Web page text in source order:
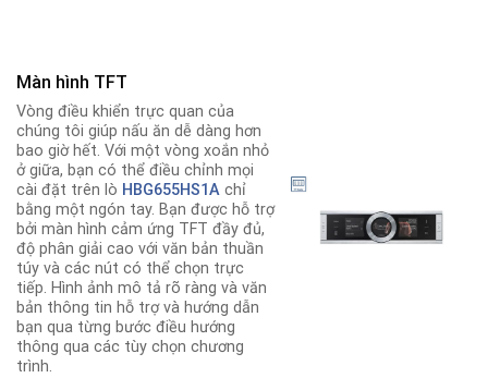
Màn hình TFT
Vòng điều khiển trực quan của
chúng tôi giúp nấu ăn dễ dàng hơn
bao giờ hết. Với một vòng xoắn nhỏ
ở giữa, bạn có thể điều chỉnh mọi
cài đặt trên lò HBG655HS1A chỉ
bằng một ngón tay. Bạn được hỗ trợ
bởi màn hình cảm ứng TFT đầy đủ,
độ phân giải cao với văn bản thuần
túy và các nút có thể chọn trực
tiếp. Hình ảnh mô tả rõ ràng và văn
bản thông tin hỗ trợ và hướng dẫn
bạn qua từng bước điều hướng
thông qua các tùy chọn chương
trình.